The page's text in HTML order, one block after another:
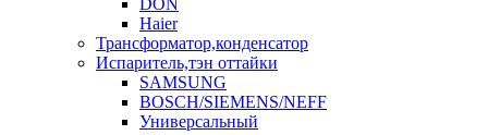
DON
Haier
Трансформатор,конденсатор
Испаритель,тэн оттайки
SAMSUNG
BOSCH/SIEMENS/NEFF
Универсальный